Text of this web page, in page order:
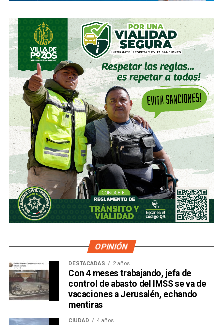
OPINIÓN
DESTACADAS 2 años
Con 4 meses trabajando, jefa de
control de abasto del IMSS se va de
vacaciones a Jerusalén, echando
mentiras
CIUDAD 4 años